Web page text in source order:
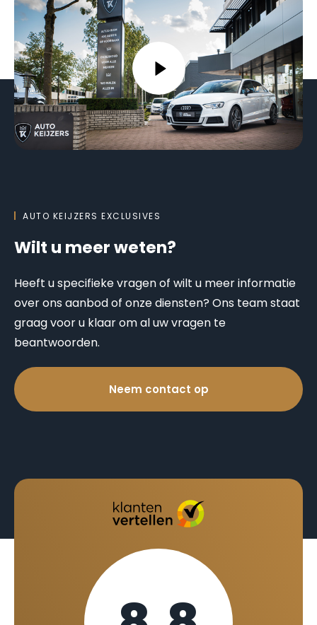
AUTO KEIJZERS EXCLUSIVES
Wilt u meer weten?
Heeft u specifieke vragen of wilt u meer informatie
over ons aanbod of onze diensten? Ons team staat
graag voor u klaar om al uw vragen te
beantwoorden.
Neem contact op